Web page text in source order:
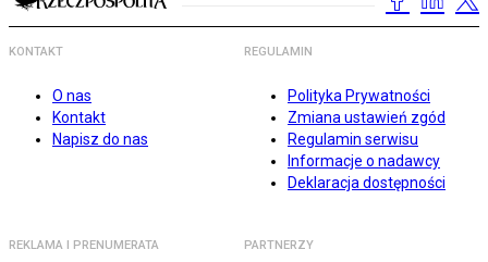
KONTAKT
O nas
Kontakt
Napisz do nas
REGULAMIN
Polityka Prywatności
Zmiana ustawień zgód
Regulamin serwisu
Informacje o nadawcy
Deklaracja dostępności
REKLAMA I PRENUMERATA PARTNERZY